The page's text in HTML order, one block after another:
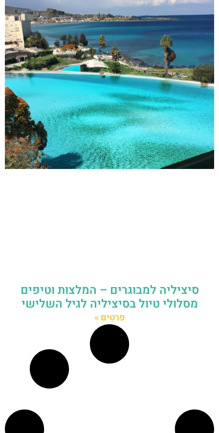
סיציליה למבוגרים – המלצות וטיפים
מסלולי טיול בסיציליה לגיל השלישי
פרטים »